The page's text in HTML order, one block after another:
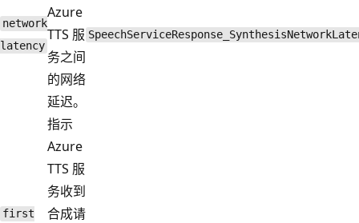
network
latency
Azure
TTS 服
务之间
的网络
延迟。
first
指示
Azure
TTS 服
务收到
合成请